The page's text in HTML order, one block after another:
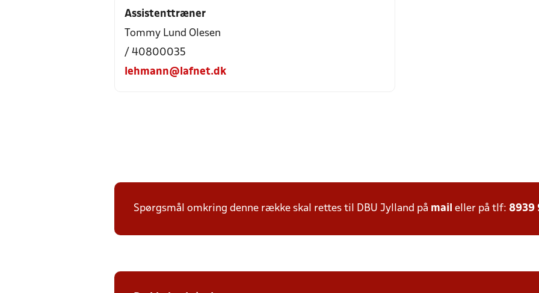
Assistenttræner
Tommy Lund Olesen
/ 40800035
lehmann@lafnet.dk
Spørgsmål omkring denne række skal rettes til DBU Jylland på mail eller på tlf: 8939